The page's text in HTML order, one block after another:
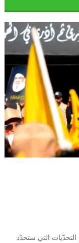
التي ستحدّد